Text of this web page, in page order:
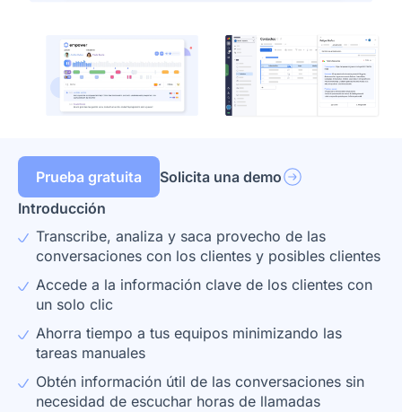
Prueba gratuita
Solicita una demo
Introducción
Transcribe, analiza y saca provecho de las
conversaciones con los clientes y posibles clientes
Accede a la información clave de los clientes con
un solo clic
Ahorra tiempo a tus equipos minimizando las
tareas manuales
Obtén información útil de las conversaciones sin
necesidad de escuchar horas de llamadas